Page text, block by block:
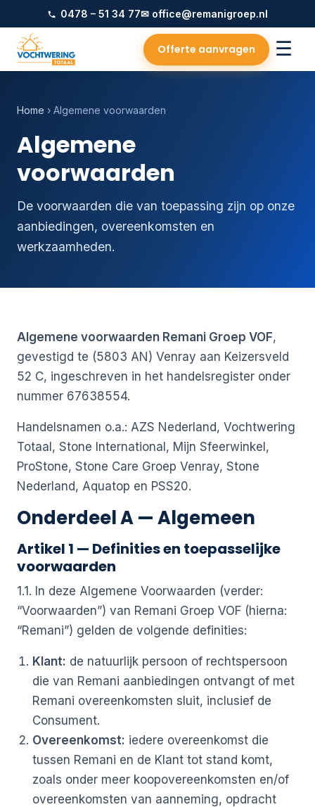
0478 – 51 34 77✉ office@remanigroep.nl
Offerte aanvragen ☰
Home › Algemene voorwaarden
Algemene
voorwaarden
De voorwaarden die van toepassing zijn op onze
aanbiedingen, overeenkomsten en
werkzaamheden.
Algemene voorwaarden Remani Groep VOF,
gevestigd te (5803 AN) Venray aan Keizersveld
52 C, ingeschreven in het handelsregister onder
nummer 67638554.
Handelsnamen o.a.: AZS Nederland, Vochtwering
Totaal, Stone International, Mijn Sfeerwinkel,
ProStone, Stone Care Groep Venray, Stone
Nederland, Aquatop en PSS20.
Onderdeel A — Algemeen
Artikel 1 — Definities en toepasselijke
voorwaarden
1.1. In deze Algemene Voorwaarden (verder:
“Voorwaarden”) van Remani Groep VOF (hierna:
“Remani”) gelden de volgende definities:
Klant: de natuurlijk persoon of rechtspersoon
die van Remani aanbiedingen ontvangt of met
Remani overeenkomsten sluit, inclusief de
Consument.
Overeenkomst: iedere overeenkomst die
tussen Remani en de Klant tot stand komt,
zoals onder meer koopovereenkomsten en/of
overeenkomsten van aanneming, opdracht